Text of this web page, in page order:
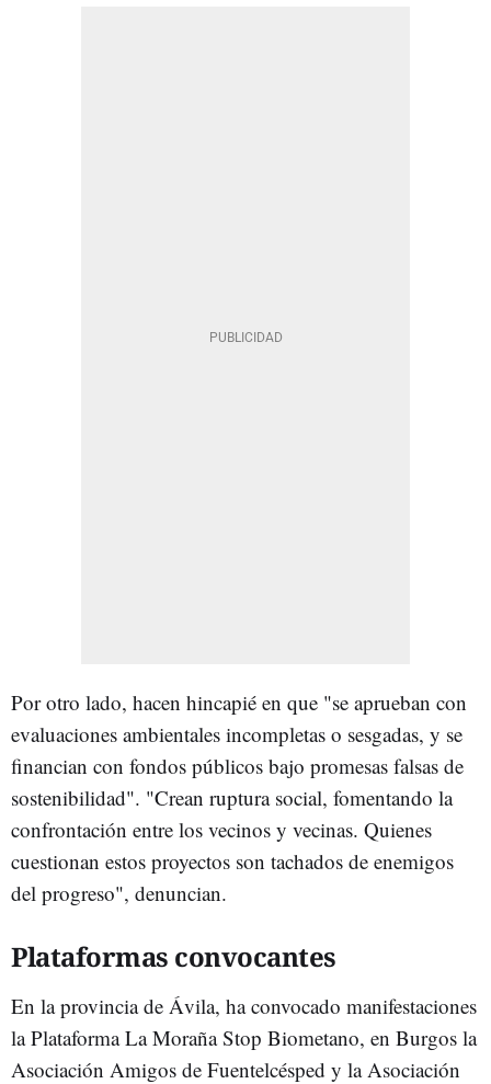
Por otro lado, hacen hincapié en que "se aprueban con
evaluaciones ambientales incompletas o sesgadas, y se
financian con fondos públicos bajo promesas falsas de
sostenibilidad". "Crean ruptura social, fomentando la
confrontación entre los vecinos y vecinas. Quienes
cuestionan estos proyectos son tachados de enemigos
del progreso", denuncian.
Plataformas convocantes
En la provincia de Ávila, ha convocado manifestaciones
la Plataforma La Moraña Stop Biometano, en Burgos la
Asociación Amigos de Fuentelcésped y la Asociación